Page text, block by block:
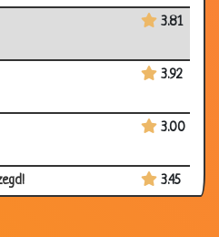
3.81
3.92
3.00
3.45